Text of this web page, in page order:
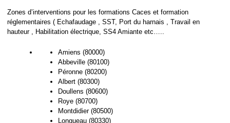
Zones d’interventions pour les formations Caces et formation
réglementaires ( Echafaudage , SST, Port du harnais , Travail en
hauteur , Habilitation électrique, SS4 Amiante etc…..
Amiens (80000)
Abbeville (80100)
Péronne (80200)
Albert (80300)
Doullens (80600)
Roye (80700)
Montdidier (80500)
Longueau (80330)